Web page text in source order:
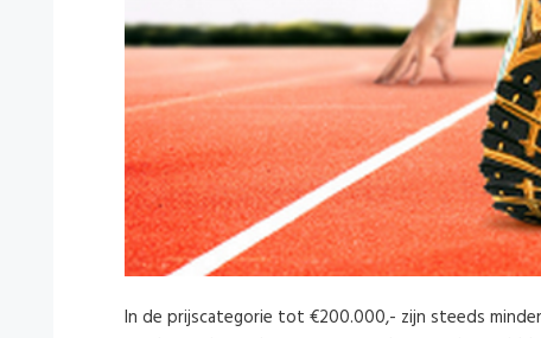
In de prijscategorie tot €200.000,- zijn steeds